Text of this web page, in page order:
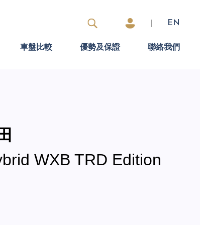
EN
車盤比較 優勢及保證 聯絡我們
WXB TRD Edition